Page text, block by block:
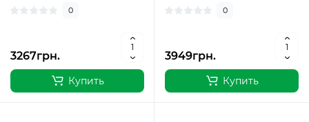
0
3267грн.
Купить
0
3949грн.
Купить